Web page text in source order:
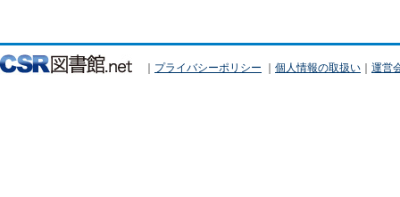
｜ プライバシーポリシー ｜ 個人情報の取扱い ｜ 運営